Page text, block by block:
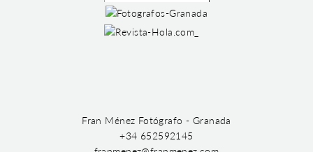
Fran Ménez Fotógrafo - Granada
+34 652592145